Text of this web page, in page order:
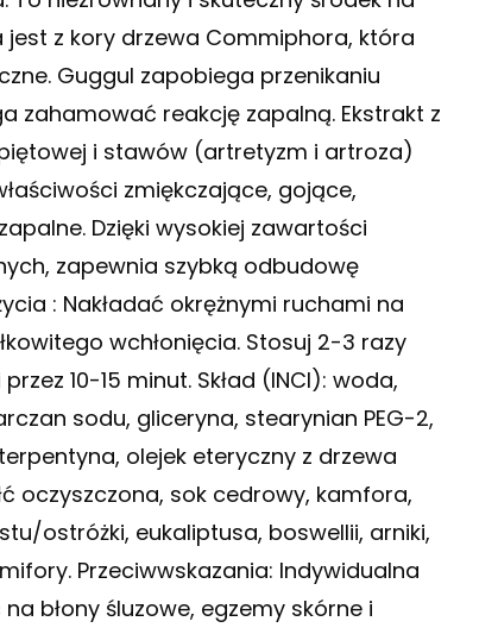
z kory drzewa Commiphora, która
Guggul zapobiega przenikaniu
zahamować reakcję zapalną. Ekstrakt z
i stawów (artretyzm i artroza)
zmiękczające, gojące,
Dzięki wysokiej zawartości
zapewnia szybką odbudowę
: Nakładać okrężnymi ruchami na
wchłonięcia. Stosuj 2-3 razy
10-15 minut. Skład (INCI): woda,
sodu, gliceryna, stearynian PEG-2,
olejek eteryczny z drzewa
oczyszczona, sok cedrowy, kamfora,
ostróżki, eukaliptusa, boswellii, arniki,
Przeciwwskazania: Indywidualna
błony śluzowe, egzemy skórne i